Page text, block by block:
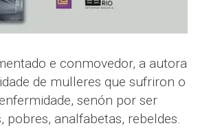
e conmovedor, a autora
de mulleres que sufriron o
senón por ser
pobres, analfabetas, rebeldes.